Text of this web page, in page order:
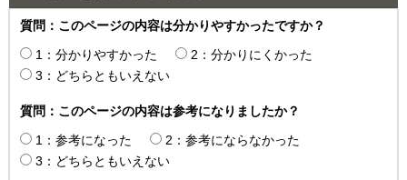
質問：このページの内容は分かりやすかったですか？
1：分かりやすかった
2：分かりにくかった
3：どちらともいえない
質問：このページの内容は参考になりましたか？
1：参考になった
2：参考にならなかった
3：どちらともいえない